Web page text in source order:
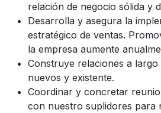
relación de negocio sólida y
Desarrolla y asegura la
estratégico de ventas.
la empresa aumente
Construye relaciones a
nuevos y existente.
Coordinar y concretar
con nuestro suplidores para